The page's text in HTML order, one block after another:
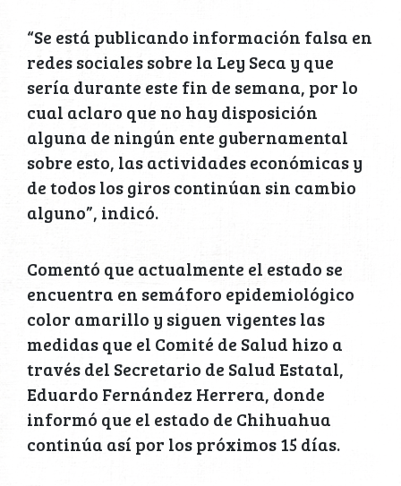
“Se está publicando información falsa en
redes sociales sobre la Ley Seca y que
sería durante este fin de semana, por lo
cual aclaro que no hay disposición
alguna de ningún ente gubernamental
sobre esto, las actividades económicas y
de todos los giros continúan sin cambio
alguno”, indicó.
Comentó que actualmente el estado se
encuentra en semáforo epidemiológico
color amarillo y siguen vigentes las
medidas que el Comité de Salud hizo a
través del Secretario de Salud Estatal,
Eduardo Fernández Herrera, donde
informó que el estado de Chihuahua
continúa así por los próximos 15 días.